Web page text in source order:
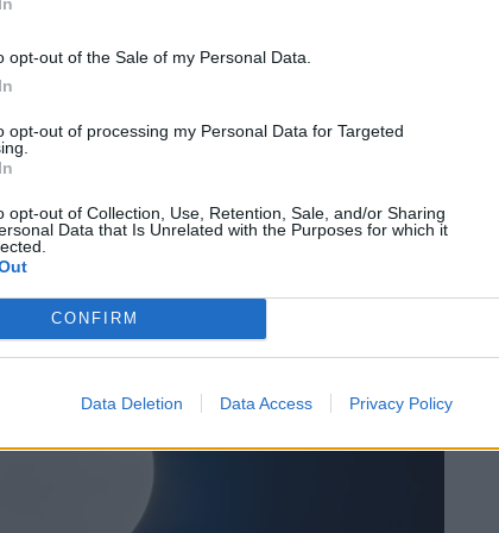
opt-out of the Sale of my Personal Data.
opt-out of processing my Personal Data for Targeted
opt-out of Collection, Use, Retention, Sale, and/or Sharing
Data that Is Unrelated with the Purposes for which it
CONFIRM
Data Deletion Data Access Privacy Policy
råvarer
Nordjyllands Politi rykkede ud til